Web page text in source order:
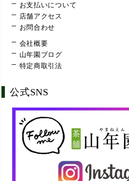
お支払いについて
店舗アクセス
お問合わせ
会社概要
山年園ブログ
特定商取引法
公式SNS